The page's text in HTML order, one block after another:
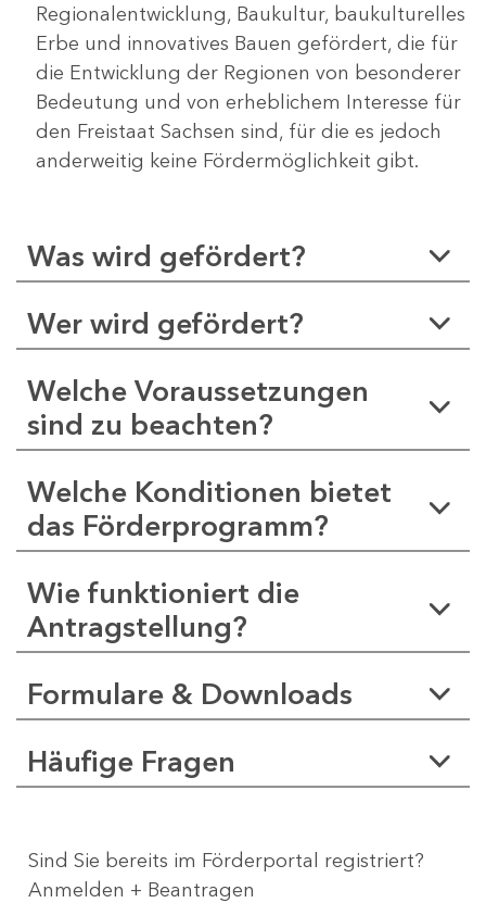
Regionalentwicklung, Baukultur, baukulturelles
Erbe und innovatives Bauen gefördert, die für
die Entwicklung der Regionen von besonderer
Bedeutung und von erheblichem Interesse für
den Freistaat Sachsen sind, für die es jedoch
anderweitig keine Fördermöglichkeit gibt.
Was wird gefördert?
Wer wird gefördert?
Welche Voraussetzungen
sind zu beachten?
Welche Konditionen bietet
das Förderprogramm?
Wie funktioniert die
Antragstellung?
Formulare & Downloads
Häufige Fragen
Sind Sie bereits im Förderportal registriert?
Anmelden + Beantragen